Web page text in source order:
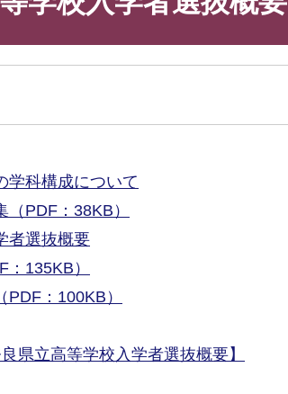
科構成について
PDF：38KB）
者選抜概要
135KB）
：100KB）
立高等学校入学者選抜概要】